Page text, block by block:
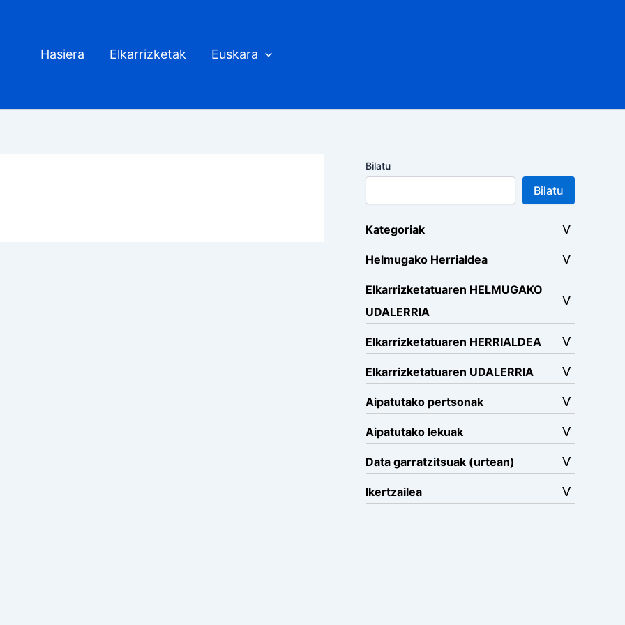
Hasiera Elkarrizketak Euskara
Bilatu
Bilatu
Kategoriak
Helmugako Herrialdea
Elkarrizketatuaren HELMUGAKO
UDALERRIA
Elkarrizketatuaren HERRIALDEA
Elkarrizketatuaren UDALERRIA
Aipatutako pertsonak
Aipatutako lekuak
Data garratzitsuak (urtean)
Ikertzailea